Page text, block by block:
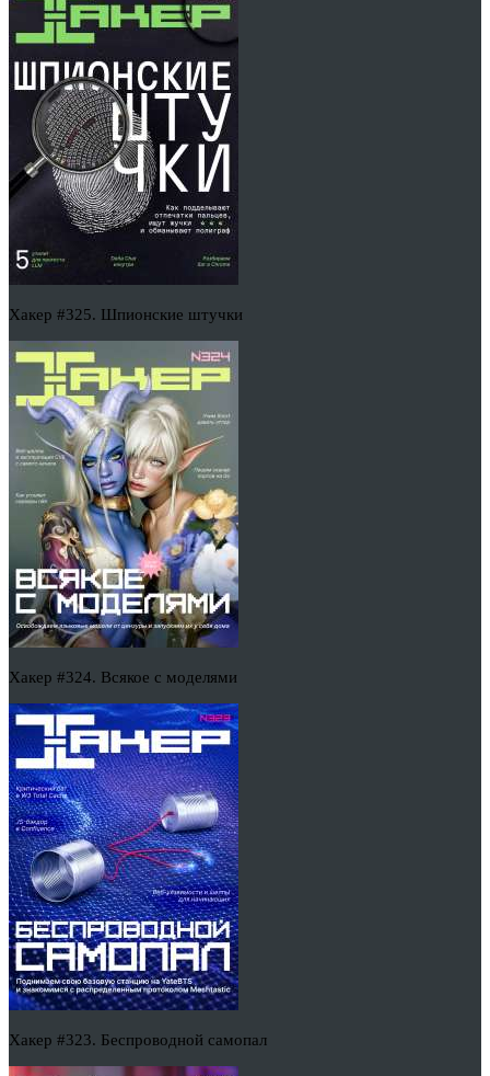
Хакер #325. Шпионские штучки
Хакер #324. Всякое с моделями
Хакер #323. Беспроводной самопал